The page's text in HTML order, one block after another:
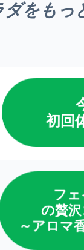
ダをもっ
初回
フ
の贅
～アロマ